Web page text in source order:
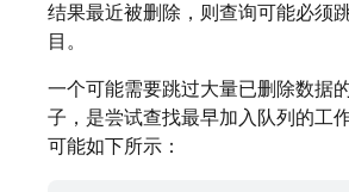
结果最近被删除，则查询可能必须
目。
一个可能需要跳过大量已删除数据
子，是尝试查找最早加入队列的工
可能如下所示：